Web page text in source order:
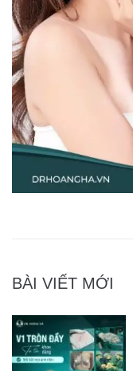
BÀI VIẾT MỚI